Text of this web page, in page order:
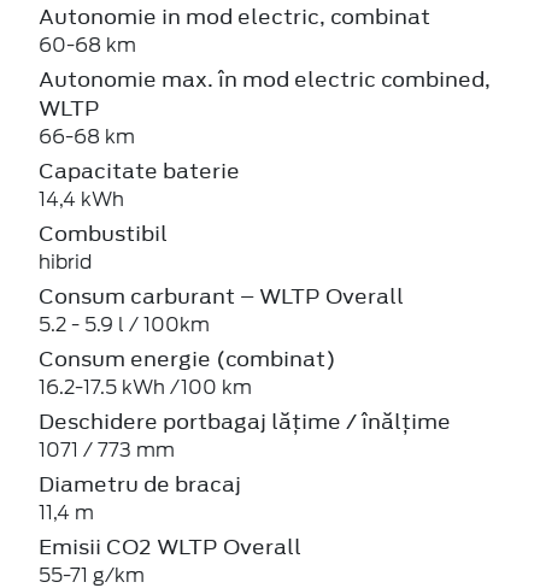
Autonomie in mod electric, combinat
60-68 km
Autonomie max. în mod electric combined,
WLTP
66-68 km
Capacitate baterie
14,4 kWh
Combustibil
hibrid
Consum carburant – WLTP Overall
5.2 - 5.9 l / 100km
Consum energie (combinat)
16.2-17.5 kWh /100 km
Deschidere portbagaj lățime / înălțime
1071 / 773 mm
Diametru de bracaj
11,4 m
Emisii CO2 WLTP Overall
55-71 g/km